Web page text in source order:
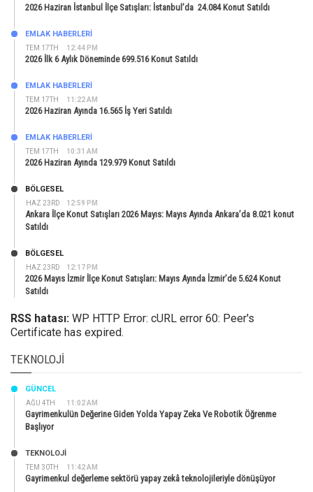
2026 Haziran İstanbul İlçe Satışları: İstanbul’da 24.084 Konut Satıldı
TEM 17TH 12:44 PM
EMLAK HABERLERI
2026 İlk 6 Aylık Döneminde 699.516 Konut Satıldı
TEM 17TH 11:22 AM
EMLAK HABERLERI
2026 Haziran Ayında 16.565 İş Yeri Satıldı
TEM 17TH 10:31 AM
EMLAK HABERLERI
2026 Haziran Ayında 129.979 Konut Satıldı
HAZ 23RD 12:59 PM
BÖLGESEL
Ankara İlçe Konut Satışları 2026 Mayıs: Mayıs Ayında Ankara’da 8.021 konut
Satıldı
HAZ 23RD 12:17 PM
BÖLGESEL
2026 Mayıs İzmir İlçe Konut Satışları: Mayıs Ayında İzmir’de 5.624 Konut
Satıldı
RSS hatası: WP HTTP Error: cURL error 60: Peer's
Certificate has expired.
TEKNOLOJI
AĞU 4TH 11:02 AM
GÜNCEL
Gayrimenkulün Değerine Giden Yolda Yapay Zeka Ve Robotik Öğrenme
Başlıyor
TEM 30TH 11:42 AM
TEKNOLOJİ
Gayrimenkul değerleme sektörü yapay zekâ teknolojileriyle dönüşüyor